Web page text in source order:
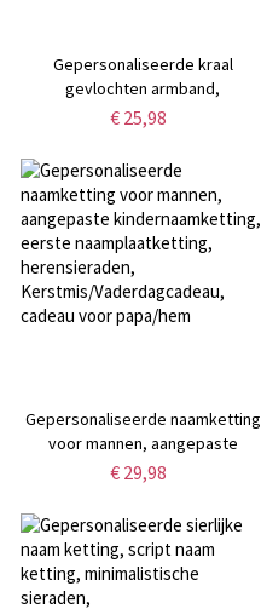
Gepersonaliseerde kraal
gevlochten armband,
naamarmband, kunstlederen
vaderdagcadeaus, cadeaus voor
vader/echtgenoot/vriend
€ 25,98
Gepersonaliseerde naamketting
voor mannen, aangepaste
kindernaamketting, eerste
herensieraden,
Kerstmis/Vaderdagcadeau,
cadeau voor papa/hem
€ 29,98